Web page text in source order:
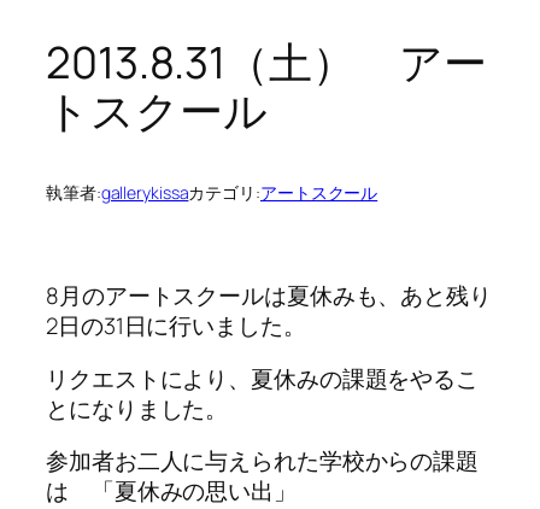
2013.8.31（土） アー
トスクール
執筆者:gallerykissaカテゴリ:アートスクール
8月のアートスクールは夏休みも、あと残り
2日の31日に行いました。
リクエストにより、夏休みの課題をやるこ
とになりました。
参加者お二人に与えられた学校からの課題
は 「夏休みの思い出」